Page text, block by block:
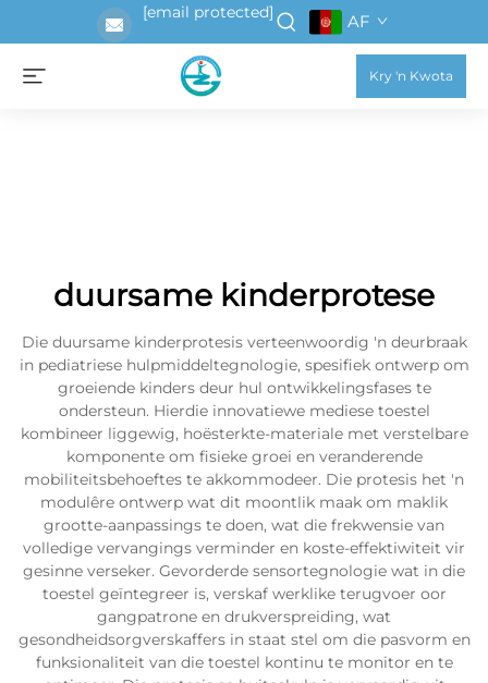
[email protected] AF
Kry 'n Kwota
duursame kinderprotese
Die duursame kinderprotesis verteenwoordig 'n deurbraak
in pediatriese hulpmiddeltegnologie, spesifiek ontwerp om
groeiende kinders deur hul ontwikkelingsfases te
ondersteun. Hierdie innovatiewe mediese toestel
kombineer liggewig, hoësterkte-materiale met verstelbare
komponente om fisieke groei en veranderende
mobiliteitsbehoeftes te akkommodeer. Die protesis het 'n
modulêre ontwerp wat dit moontlik maak om maklik
grootte-aanpassings te doen, wat die frekwensie van
volledige vervangings verminder en koste-effektiwiteit vir
gesinne verseker. Gevorderde sensortegnologie wat in die
toestel geïntegreer is, verskaf werklike terugvoer oor
gangpatrone en drukverspreiding, wat
gesondheidsorgverskaffers in staat stel om die pasvorm en
funksionaliteit van die toestel kontinu te monitor en te